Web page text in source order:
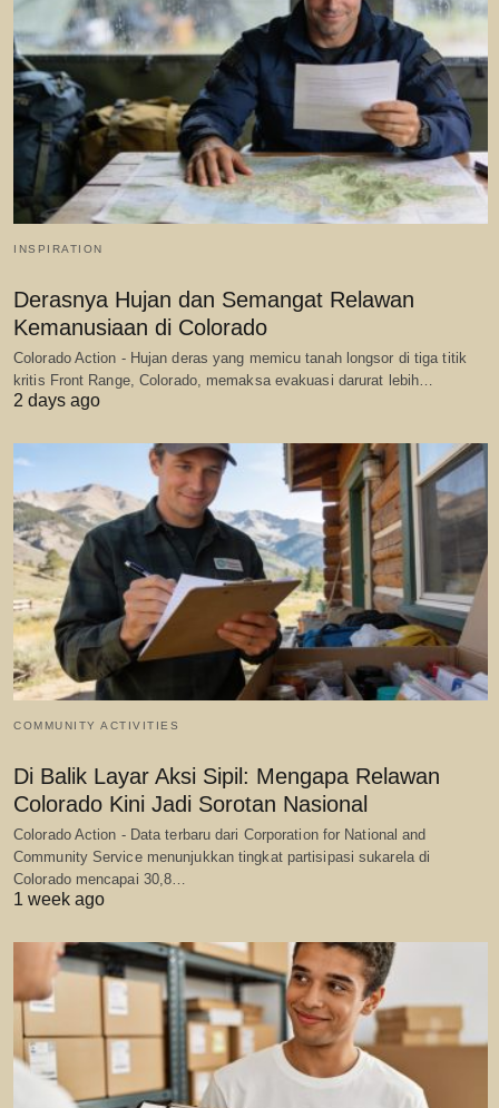
INSPIRATION
Derasnya Hujan dan Semangat Relawan
Kemanusiaan di Colorado
Colorado Action - Hujan deras yang memicu tanah longsor di tiga titik
kritis Front Range, Colorado, memaksa evakuasi darurat lebih…
2 days ago
COMMUNITY ACTIVITIES
Di Balik Layar Aksi Sipil: Mengapa Relawan
Colorado Kini Jadi Sorotan Nasional
Colorado Action - Data terbaru dari Corporation for National and
Community Service menunjukkan tingkat partisipasi sukarela di
Colorado mencapai 30,8…
1 week ago